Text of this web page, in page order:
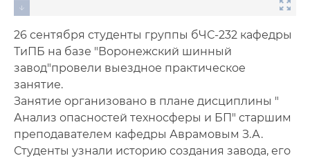
26 сентября студенты группы бЧС-232 кафедры
ТиПБ на базе "Воронежский шинный
завод"провели выездное практическое
занятие.
Занятие организовано в плане дисциплины "
Анализ опасностей техносферы и БП" старшим
преподавателем кафедры Аврамовым З.А.
Студенты узнали историю создания завода, его